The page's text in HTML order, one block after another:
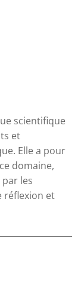
scientifique
et
Elle a pour
domaine,
les
réflexion et